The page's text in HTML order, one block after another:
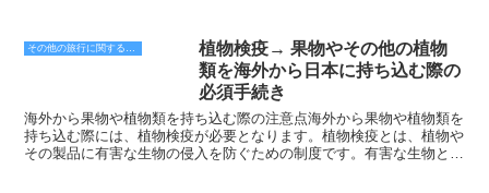
エーゲ航空・エア・インディア・エア・ニュージーランド・全日本空
輸・アシアナ航空・オーストリア航空・ブリュッセル航空・クロアチ
ア航空・エバー航空・エチオピア航空・フィンランド航空・ガルー
ダ・インドネシア航空・海南航空・香港航空・アビアンカ航空・ユナ
イテッド航空・Lufthansa・LOTポーランド航空・サンポール航空・
スカンジナビア航空・シンガポール航空・南アフリカ航空・スイスイ
ンターナショナルエアラインズ・ターキッシュエアラインズ・タイ国
際航空これらの航空会社は、世界中のあらゆる場所に就航しており、
切符の料金が上乗せされるサーチャージです。原油価格が上昇すると
サーチャージも上昇し、原油価格が下落するとサーチャージも下落し
ます。-・空港利用料-空港を利用する際に徴収されるサーチャージで
す。空港の維持・管理・運営などに充てられます。空港利用料は、空
港によって異なります。-・保安サービス料-空港の保安を強化するた
め、航空券の料金に上乗せされるサーチャージです。保安サービス料
は、航空会社によって異なります。-・座席指定料-航空券の購入時に
座席を指定した場合、座席指定料として追加料金を徴収されることが
植物検疫→ 果物やその他の植物
類を海外から日本に持ち込む際の
必須手続き
海外から果物や植物類を持ち込む際の注意点海外から果物や植物類を
持ち込む際には、植物検疫が必要となります。植物検疫とは、植物や
その製品に有害な生物の侵入を防ぐための制度です。有害な生物と